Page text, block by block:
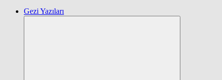
Gezi Yazıları